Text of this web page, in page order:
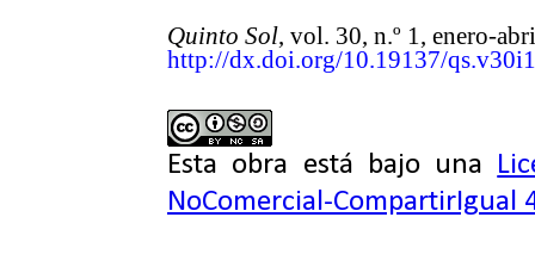
Quinto Sol, vol. 30, n.º 1, enero-
http://dx.doi.org/10.19137/
Esta obra está bajo una
NoComercial-CompartirIgual